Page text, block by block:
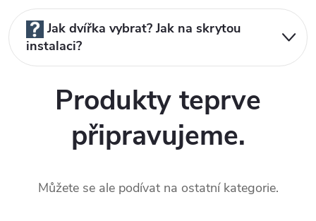
Jak dvířka vybrat? Jak na skrytou
instalaci?
Produkty teprve
připravujeme.
Můžete se ale podívat na ostatní kategorie.